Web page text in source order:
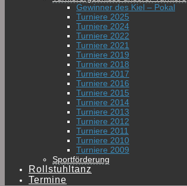
Gewinner des Kiel – Pokal
Turniere 2025
Turniere 2024
Turniere 2022
Turniere 2021
Turniere 2019
Turniere 2018
Turniere 2017
Turniere 2016
Turniere 2015
Turniere 2014
Turniere 2013
Turniere 2012
Turniere 2011
Turniere 2010
Turniere 2009
Sportförderung
Rollstuhltanz
Termine